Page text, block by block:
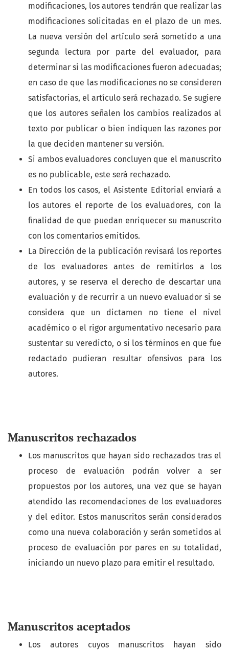
modificaciones, los autores tendrán que realizar las
modificaciones solicitadas en el plazo de un mes.
La nueva versión del artículo será sometido a una
segunda lectura por parte del evaluador, para
determinar si las modificaciones fueron adecuadas;
en caso de que las modificaciones no se consideren
satisfactorias, el artículo será rechazado. Se sugiere
que los autores señalen los cambios realizados al
texto por publicar o bien indiquen las razones por
la que deciden mantener su versión.
Si ambos evaluadores concluyen que el manuscrito
es no publicable, este será rechazado.
En todos los casos, el Asistente Editorial enviará a
los autores el reporte de los evaluadores, con la
finalidad de que puedan enriquecer su manuscrito
con los comentarios emitidos.
La Dirección de la publicación revisará los reportes
de los evaluadores antes de remitirlos a los
autores, y se reserva el derecho de descartar una
evaluación y de recurrir a un nuevo evaluador si se
considera que un dictamen no tiene el nivel
académico o el rigor argumentativo necesario para
sustentar su veredicto, o si los términos en que fue
redactado pudieran resultar ofensivos para los
autores.
Manuscritos rechazados
Los manuscritos que hayan sido rechazados tras el
proceso de evaluación podrán volver a ser
propuestos por los autores, una vez que se hayan
atendido las recomendaciones de los evaluadores
y del editor. Estos manuscritos serán considerados
como una nueva colaboración y serán sometidos al
proceso de evaluación por pares en su totalidad,
iniciando un nuevo plazo para emitir el resultado.
Manuscritos aceptados
Los autores cuyos manuscritos hayan sido